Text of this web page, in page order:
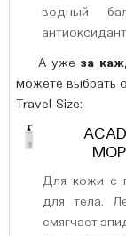
водный
А уже за
можете выбрать
Travel-Size:
Для кожи с
для тела.
смягчает